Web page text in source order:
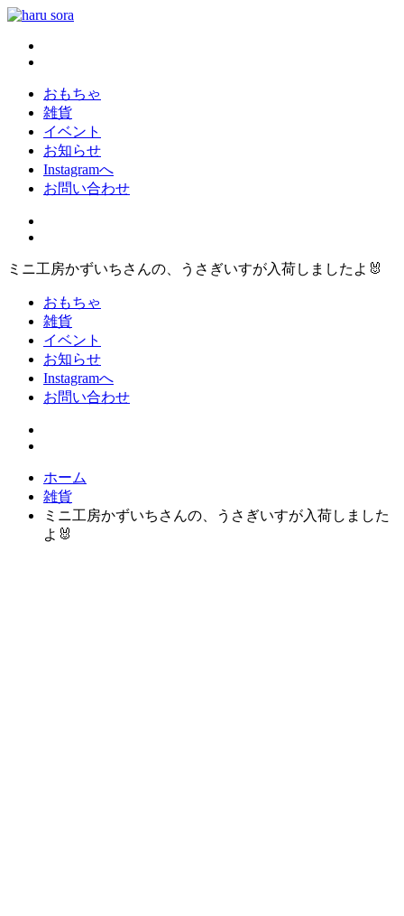
コ
haru sora
新しいharusoraもよろしくおねがいします
おもちゃ
雑貨
イベント
お知らせ
Instagramへ
お問い合わせ
ミニ工房かずいちさんの、うさぎいすが入荷しましたよ🐰
おもちゃ
雑貨
イベント
お知らせ
Instagramへ
お問い合わせ
ホーム
雑貨
ミニ工房かずいちさんの、うさぎいすが入荷しました
よ🐰